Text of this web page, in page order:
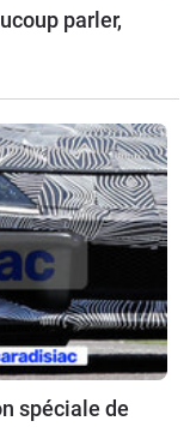
parler,
spéciale de